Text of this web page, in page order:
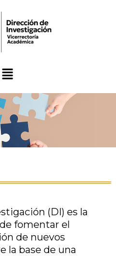
(DI) es la
fomentar el
de nuevos
la base de una